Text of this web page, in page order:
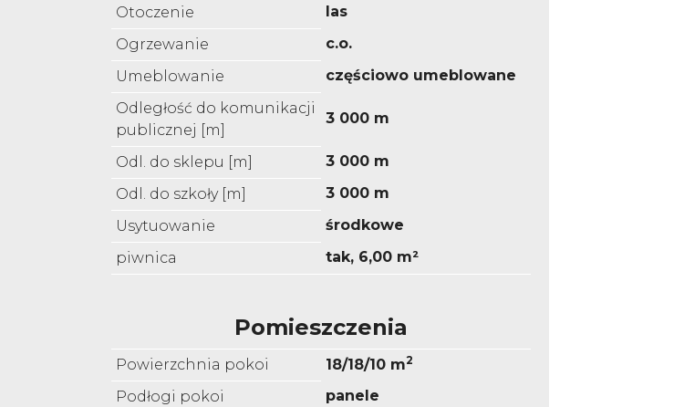
Otoczenie
las
Ogrzewanie
c.o.
Umeblowanie
częściowo umeblowane
Odległość do komunikacji
publicznej [m]
3 000 m
Odl. do sklepu [m]
3 000 m
Odl. do szkoły [m]
3 000 m
Usytuowanie
środkowe
piwnica
tak, 6,00 m²
Pomieszczenia
Powierzchnia pokoi 18/18/10 m2
Podłogi pokoi
panele